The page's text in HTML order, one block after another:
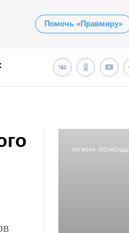
Помочь «Правмиру»
НУЖНА ПОМОЩЬ